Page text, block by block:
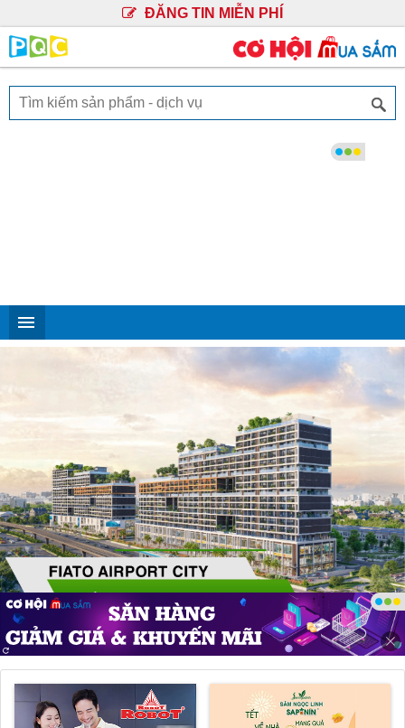
ĐĂNG TIN MIỄN PHÍ